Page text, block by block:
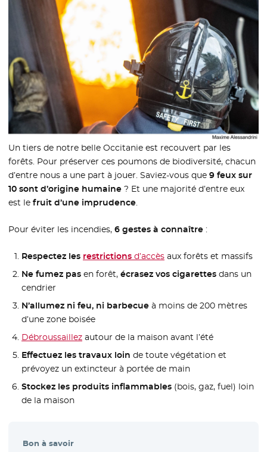
Un tiers de notre belle Occitanie est recouvert par les
forêts. Pour préserver ces poumons de biodiversité, chacun
d’entre nous a une part à jouer. Saviez-vous que9 feux sur
10 sont d’origine humaine ? Et une majorité d’entre eux
est lefruit d’une imprudence.
Pour éviter les incendies,6 gestes à connaître :
Respectez les restrictions- Nouvelle fenêtre
d’accès- Nouvelle fenêtre
aux forêts et massifs
Ne fumez pasen forêt, écrasez vos cigarettesdans un
cendrier
N’allumez ni feu, ni barbecueà moins de 200 mètres
d’une zone boisée
Débroussaillez- Nouvelle fenêtre
autour de la maison avant l’été
Effectuez les travaux loin de toute végétation et
prévoyez un extincteur à portée de main
Stockez les produits inflammables(bois, gaz, fuel) loin
de la maison
Bon à savoir